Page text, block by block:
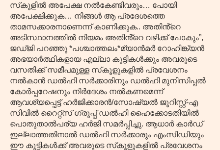
സ്‌കൂളിൽ അപേക്ഷ നൽകേണ്ടിവരും… പോയി
അപേക്ഷിക്കുക… നിങ്ങൾ ആ പ്രദേശത്തെ
താമസക്കാരനാണെന്ന് കാണിക്കുക.. അതിൻ്റെ
അടിസ്ഥാനത്തിൽ നിയമം അതിൻ്റെ വഴിക്ക് പോകും”,
ജഡ്ജി പറഞ്ഞു *പശ്ചാത്തലം*മ്യാൻമർ റോഹിങ്ക്യൻ
അഭയാർത്ഥികളായ എല്ലാ കുട്ടികൾക്കും അവരുടെ
വസതിക്ക് സമീപമുള്ള സ്‌കൂളുകളിൽ പ്രവേശനം
നൽകാൻ ഡൽഹി സർക്കാരിനും ഡൽഹി മുനിസിപ്പൽ
കോർപ്പറേഷനും നിർദേശം നൽകണമെന്ന്
ആവശ്യപ്പെട്ട് ഹർജിക്കാരൻ/സോഷ്യൽ ജൂറിസ്റ്റ്-എ
സിവിൽ റൈറ്റ്‌സ് ഗ്രൂപ്പ് ഡൽഹി ഹൈക്കോടതിയിൽ
പൊതുതാൽപര്യ ഹർജി സമർപ്പിച്ചു. ആധാർ കാർഡ്
ഇല്ലാത്തതിനാൽ ഡൽഹി സർക്കാരും എംസിഡിയും
ഈ കുട്ടികൾക്ക് അവരുടെ സ്‌കൂളുകളിൽ പ്രവേശനം